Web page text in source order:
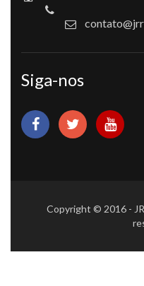
Siga-nos
Copyright © 2016 -